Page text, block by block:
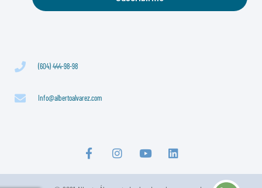
(604) 444-98-98
Info@albertoalvarez.com